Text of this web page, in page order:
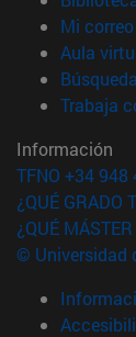
Mi correo
Aula
Trabaja
Información
TFNO +34 948
¿QUÉ GRADO
¿QUÉ
© Universidad